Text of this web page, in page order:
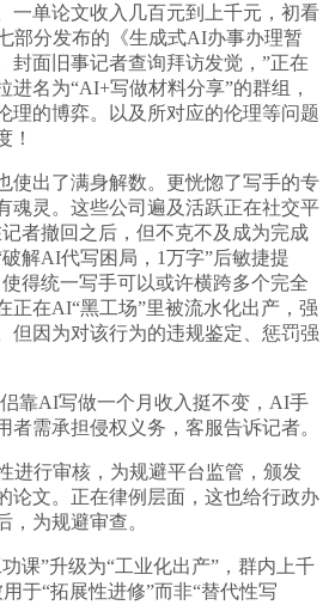
一单论文收入几百元到上千元，初看
部分发布的《生成式AI办事办理暂
封面旧事记者查询拜访发觉，”正在
进名为“AI+写做材料分享”的群组，
理的博弈。以及所对应的伦理等问题
！
出了满身解数。更恍惚了写手的专
魂灵。这些公司遍及活跃正在社交平
者撤回之后，但不克不及成为完成
解AI代写困局，1万字”后敏捷提
得统一写手可以或许横跨多个完全
正在AI“黑工场”里被流水化出产，强
但因为对该行为的违规鉴定、惩罚强
靠AI写做一个月收入挺不变，AI手
者需承担侵权义务，客服告诉记者。
行审核，为规避平台监管，颁发
论文。正在律例层面，这也给行政办
，为规避审查。
”升级为“工业化出产”，群内上千
于“拓展性进修”而非“替代性写